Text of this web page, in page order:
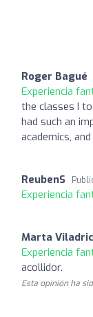
Roger Bagué
Experiencia
the classes I
had such an
academics,
ReubenS
Experiencia
Marta
Experiencia
acollidor.
Esta opinión ha